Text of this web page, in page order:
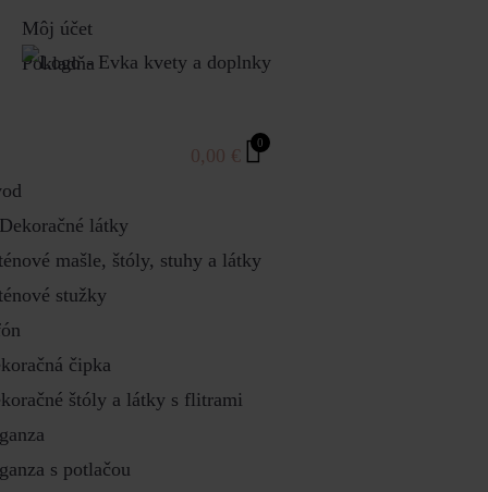
Môj účet
Pokladňa
0,00 €
0
Dekoračné látky
mašle, štóly, stuhy a látky
stužky
čipka
štóly a látky s flitrami
s potlačou